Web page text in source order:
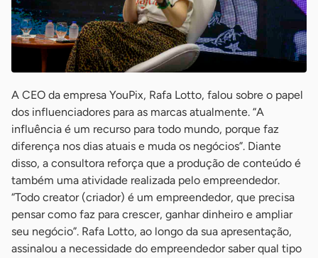
A CEO da empresa YouPix, Rafa Lotto, falou sobre o papel
dos influenciadores para as marcas atualmente. “A
influência é um recurso para todo mundo, porque faz
diferença nos dias atuais e muda os negócios”. Diante
disso, a consultora reforça que a produção de conteúdo é
também uma atividade realizada pelo empreendedor.
“Todo creator (criador) é um empreendedor, que precisa
pensar como faz para crescer, ganhar dinheiro e ampliar
seu negócio”. Rafa Lotto, ao longo da sua apresentação,
assinalou a necessidade do empreendedor saber qual tipo